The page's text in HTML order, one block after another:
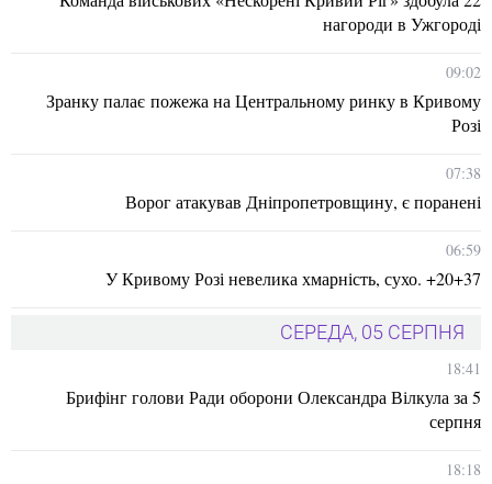
нагороди в Ужгороді
09:02
Зранку палає пожежа на Центральному ринку в Кривому
Розі
07:38
Ворог атакував Дніпропетровщину, є поранені
06:59
У Кривому Розі невелика хмарність, сухо. +20+37
СЕРЕДА, 05 СЕРПНЯ
18:41
Брифінг голови Ради оборони Олександра Вілкула за 5
серпня
18:18